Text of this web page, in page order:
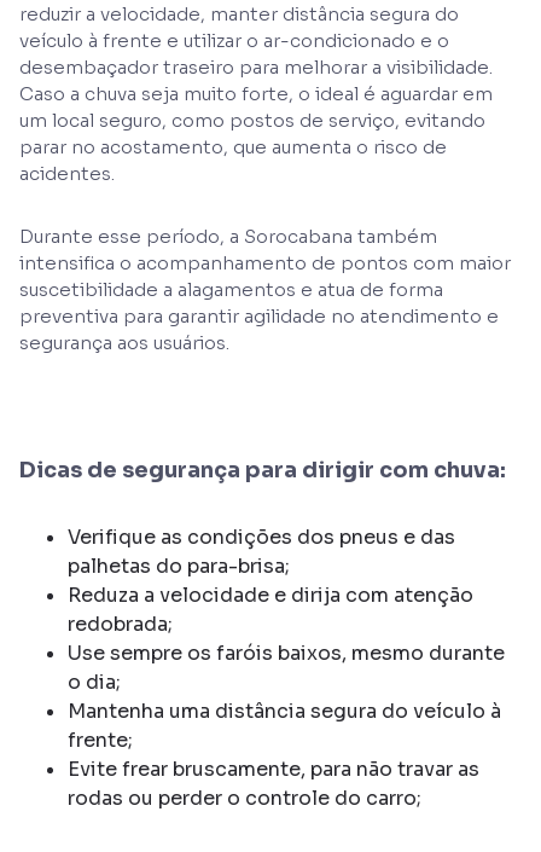
reduzir a velocidade, manter distância segura do
veículo à frente e utilizar o ar-condicionado e o
desembaçador traseiro para melhorar a visibilidade.
Caso a chuva seja muito forte, o ideal é aguardar em
um local seguro, como postos de serviço, evitando
parar no acostamento, que aumenta o risco de
acidentes.
Durante esse período, a Sorocabana também
intensifica o acompanhamento de pontos com maior
suscetibilidade a alagamentos e atua de forma
preventiva para garantir agilidade no atendimento e
segurança aos usuários.
Dicas de segurança para dirigir com chuva:
Verifique as condições dos pneus e das
palhetas do para-brisa;
Reduza a velocidade e dirija com atenção
redobrada;
Use sempre os faróis baixos, mesmo durante
o dia;
Mantenha uma distância segura do veículo à
frente;
Evite frear bruscamente, para não travar as
rodas ou perder o controle do carro;